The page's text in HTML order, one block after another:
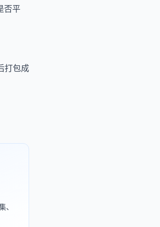
否平
打包成
、